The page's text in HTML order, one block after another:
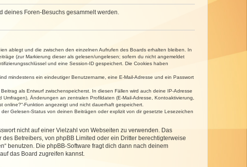
deines Foren-Besuchs gesammelt werden.
ablegt und die zwischen den einzelnen Aufrufen des Boards erhalten bleiben. In
(zur Markierung dieser als gelesen/ungelesen; sofern du nicht angemeldet
und eine Session-ID gespeichert. Die Cookies haben
mindestens ein eindeutiger Benutzername, eine E-Mail-Adresse und ein Passwort
als Entwurf zwischenspeicherst. In diesen Fällen wird auch deine IP-Adresse
Änderungen an zentralen Profildaten (E-Mail-Adresse, Kontoaktivierung,
online?“-Funktion angezeigt und nicht dauerhaft gespeichert.
Gelesen-Status von deinen Beiträgen oder explizit von dir gesetzte Lesezeichen
nicht auf einer Vielzahl von Webseiten zu verwenden. Das
Betreibers, von phpBB Limited oder ein Dritter berechtigterweise
benutzen. Die phpBB-Software fragt dich dann nach deinem
das Board zugreifen kannst.